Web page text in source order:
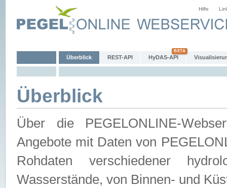
Hilfe
Überblick REST-API HyDAS-API
Überblick
Über die PEGELONLINE-
Angebote mit Daten von
Rohdaten verschiedener
Wasserstände, von Binnen- und